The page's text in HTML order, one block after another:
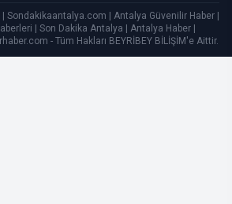
Sondakikaantalya.com | Antalya Güvenilir Haber |
| Son Dakika Antalya | Antalya Haber |
- Tüm Hakları BEYRİBEY BİLİŞİM'e Aittir.